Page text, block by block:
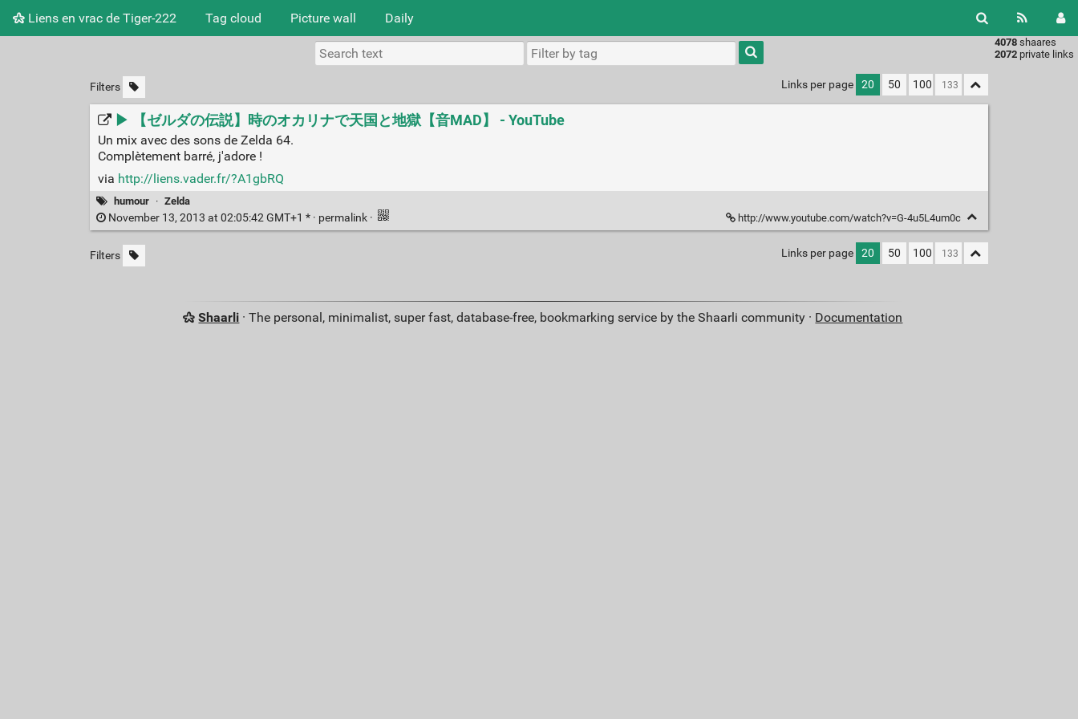
Liens en vrac de Tiger-222 Tag cloud Picture wall Daily
4078 shaares
2072 private links
Type 1 or
more
characters
results.
Filters Links per page 20 50 100
▶ 【ゼルダの伝説】時のオカリナで天国と地獄【音MAD】 - YouTube
Un mix avec des sons de Zelda 64.
Complètement barré, j'adore !
via http://liens.vader.fr/?A1gbRQ
humour · Zelda
November 13, 2013 at 02:05:42 GMT+1 * · permalink · http://www.youtube.com/watch?v=G-4u5L4um0c
Filters Links per page 20 50 100
Shaarli · The personal, minimalist, super fast, database-free, bookmarking service by the Shaarli community · Documentation